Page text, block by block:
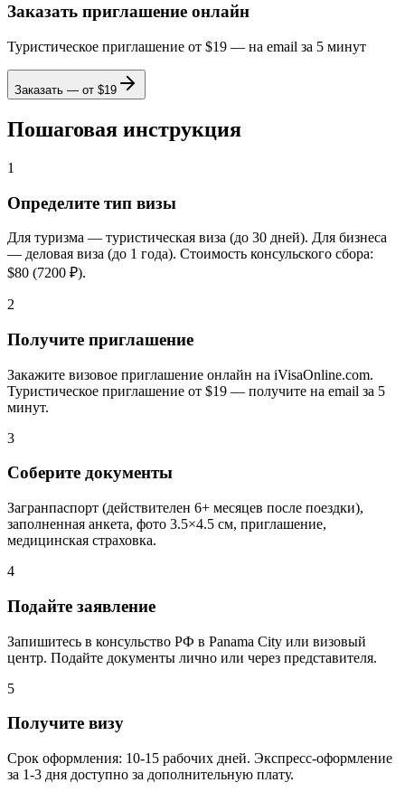
Заказать приглашение онлайн
Туристическое приглашение от $19 — на email за 5 минут
Заказать — от $19
Пошаговая инструкция
1
Определите тип визы
Для туризма — туристическая виза (до 30 дней). Для бизнеса
— деловая виза (до 1 года). Стоимость консульского сбора:
$80 (7200 ₽).
2
Получите приглашение
Закажите визовое приглашение онлайн на iVisaOnline.com.
Туристическое приглашение от $19 — получите на email за 5
минут.
3
Соберите документы
Загранпаспорт (действителен 6+ месяцев после поездки),
заполненная анкета, фото 3.5×4.5 см, приглашение,
медицинская страховка.
4
Подайте заявление
Запишитесь в консульство РФ в Panama City или визовый
центр. Подайте документы лично или через представителя.
5
Получите визу
Срок оформления: 10-15 рабочих дней. Экспресс-оформление
за 1-3 дня доступно за дополнительную плату.